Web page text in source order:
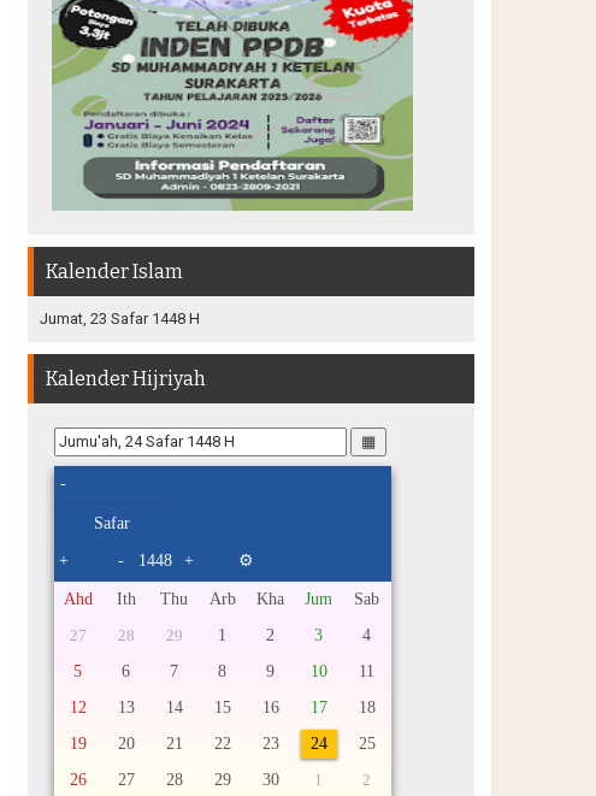
Kalender Islam
Jumat, 23 Safar 1448 H
Kalender Hijriyah
▦
-
+ - + ⚙
Ahd Ith Thu Arb Kha Jum Sab
27 28 29 1 2 3
4
5
6 7 8 9 10
11
12
13 14 15 16 17
18
19
20 21 22 23 24
25
26
27 28 29 30 1 2